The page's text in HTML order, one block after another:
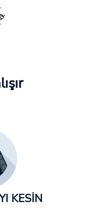
KESİN